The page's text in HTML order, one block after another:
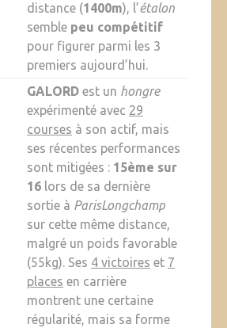
distance (1400m), l’étalon
semble peu compétitif
pour figurer parmi les 3
premiers aujourd’hui.
GALORDest un hongre
expérimenté avec 29
courses à son actif, mais
ses récentes performances
sont mitigées : 15ème sur
16lors de sa dernière
sortie à ParisLongchamp
sur cette même distance,
malgré un poids favorable
(55kg). Ses 4 victoires et 7
places en carrière
montrent une certaine
régularité, mais sa forme